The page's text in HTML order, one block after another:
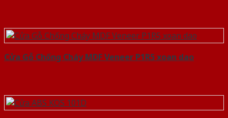
Cửa Gỗ Chống Cháy MDF Veneer P1R5 xoan dao